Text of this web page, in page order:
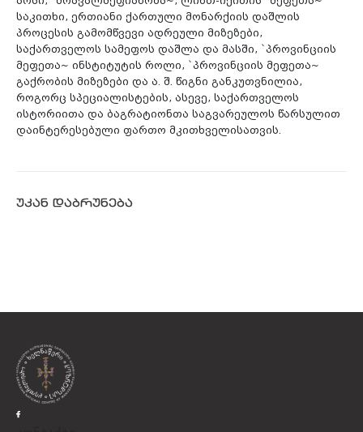
საკითხი, ერთიანი ქართული მონარქიის დაშლის
პროცესის გამომწვევი ადრეული მიზეზები,
საქართველოს სამეფოს დაშლა და მასში, `პროვინციის
მეფეთა~ ინსტიტუტის როლი, `პროვინციის მეფეთა~
გაქრობის მიზეზები და ა. შ. წიგნი განკუთვნილია,
როგორც სპეციალისტების, ასევე, საქართველოს
ისტორიითა და ბაგრატიონთა საგვარეულოს წარსულით
დაინტერესებული ფართო მკითხველისათვის.
უკან დაბრუნება